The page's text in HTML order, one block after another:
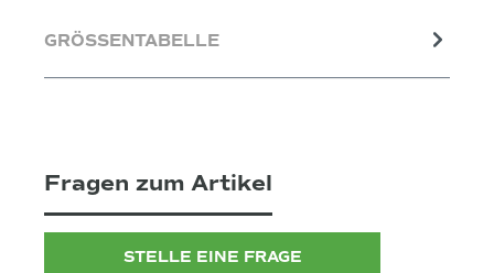
GRÖSSENTABELLE
Fragen zum Artikel
STELLE EINE FRAGE